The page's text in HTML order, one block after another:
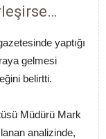
yaptığı
gelmesi
belirtti.
Müdürü Mark
analizinde,